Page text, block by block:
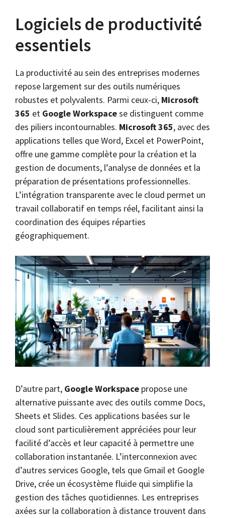
Logiciels de productivité
essentiels
La productivité au sein des entreprises modernes
repose largement sur des outils numériques
robustes et polyvalents. Parmi ceux-ci, Microsoft
365 et Google Workspacese distinguent comme
des piliers incontournables. Microsoft 365, avec des
applications telles que Word, Excel et PowerPoint,
offre une gamme complète pour la création et la
gestion de documents, l’analyse de données et la
préparation de présentations professionnelles.
L’intégration transparente avec le cloud permet un
travail collaboratif en temps réel, facilitant ainsi la
coordination des équipes réparties
géographiquement.
D’autre part, Google Workspace propose une
alternative puissante avec des outils comme Docs,
Sheets et Slides. Ces applications basées sur le
cloud sont particulièrement appréciées pour leur
facilité d’accès et leur capacité à permettre une
collaboration instantanée. L’interconnexion avec
d’autres services Google, tels que Gmail et Google
Drive, crée un écosystème fluide qui simplifie la
gestion des tâches quotidiennes. Les entreprises
axées sur la collaboration à distance trouvent dans